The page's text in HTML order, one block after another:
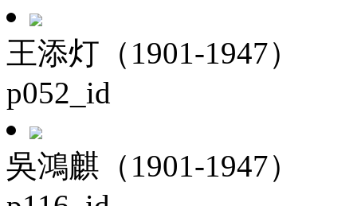
王添灯（1901-1947）
p052_id
吳鴻麒（1901-1947）